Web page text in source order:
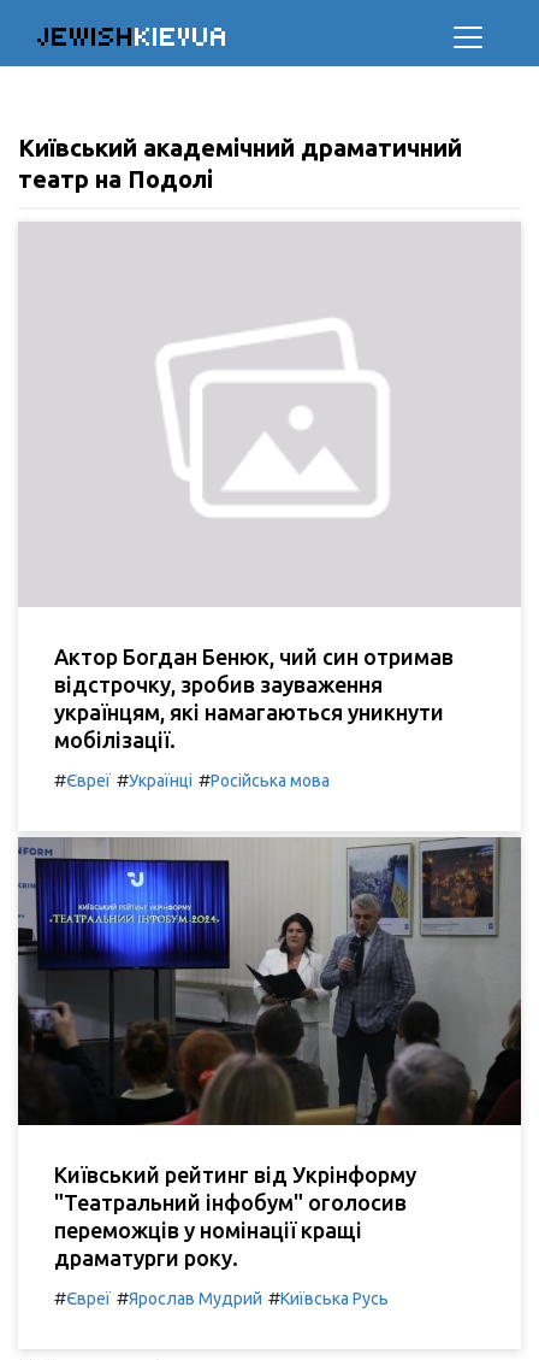
JEWISHKIEVUA
Київський академічний драматичний
театр на Подолі
Актор Богдан Бенюк, чий син отримав
відстрочку, зробив зауваження
українцям, які намагаються уникнути
мобілізації.
#Євреї #Українці #Російська мова
Київський рейтинг від Укрінформу
"Театральний інфобум" оголосив
переможців у номінації кращі
драматурги року.
#Євреї #Ярослав Мудрий #Київська Русь